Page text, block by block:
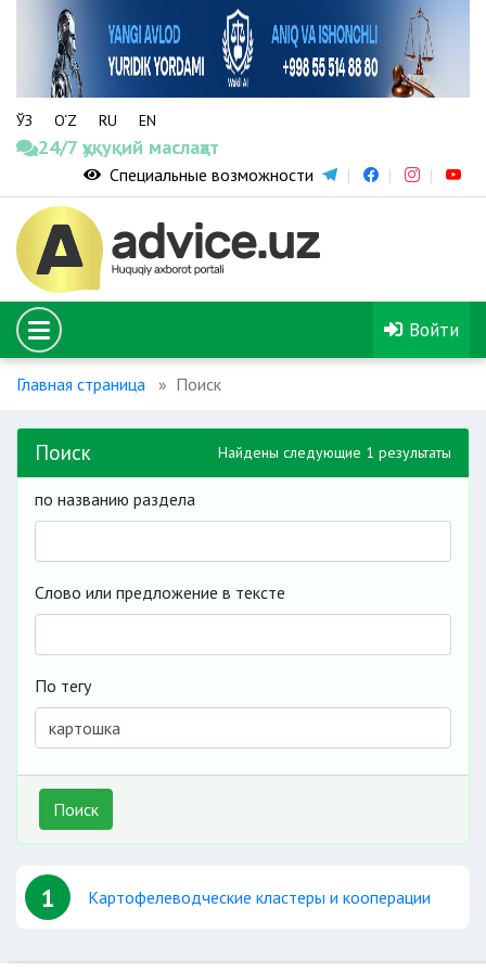
ЎЗ O‘Z RU EN
24/7 ҳуқуқий маслаҳат
Специальные возможности
Войти
Главная страница Поиск
Поиск Найдены следующие 1 результаты
по названию раздела
Слово или предложение в тексте
По тегу
Поиск
1 Картофелеводческие кластеры и кооперации